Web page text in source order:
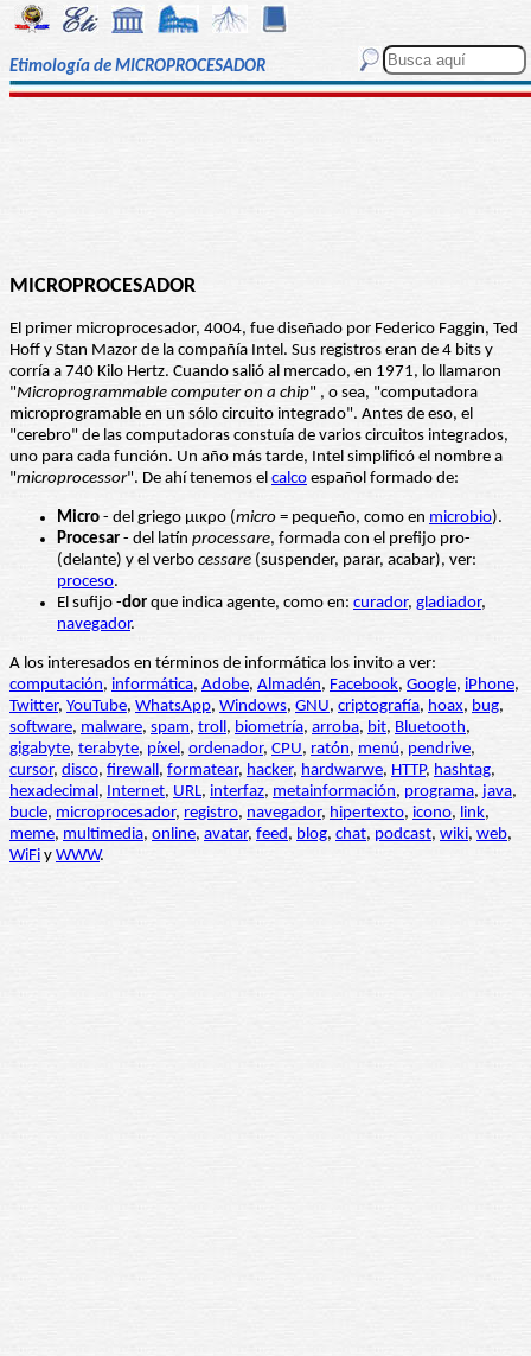
Etimología de MICROPROCESADOR
MICROPROCESADOR
El primer microprocesador, 4004, fue diseñado por Federico Faggin, Ted
Hoff y Stan Mazor de la compañía Intel. Sus registros eran de 4 bits y
corría a 740 Kilo Hertz. Cuando salió al mercado, en 1971, lo llamaron
"Microprogrammable computer on a chip" , o sea, "computadora
microprogramable en un sólo circuito integrado". Antes de eso, el
"cerebro" de las computadoras constuía de varios circuitos integrados,
uno para cada función. Un año más tarde, Intel simplificó el nombre a
"microprocessor". De ahí tenemos el calco español formado de:
Micro - del griego μικρο (micro = pequeño, como en microbio).
Procesar - del latín processare, formada con el prefijo pro-
(delante) y el verbo cessare (suspender, parar, acabar), ver:
proceso.
El sufijo -dor que indica agente, como en: curador, gladiador,
navegador.
A los interesados en términos de informática los invito a ver:
computación, informática, Adobe, Almadén, Facebook, Google, iPhone,
Twitter, YouTube, WhatsApp, Windows, GNU, criptografía, hoax, bug,
software, malware, spam, troll, biometría, arroba, bit, Bluetooth,
gigabyte, terabyte, píxel, ordenador, CPU, ratón, menú, pendrive,
cursor, disco, firewall, formatear, hacker, hardwarwe, HTTP, hashtag,
hexadecimal, Internet, URL, interfaz, metainformación, programa, java,
bucle, microprocesador, registro, navegador, hipertexto, icono, link,
meme, multimedia, online, avatar, feed, blog, chat, podcast, wiki, web,
WiFi y WWW.